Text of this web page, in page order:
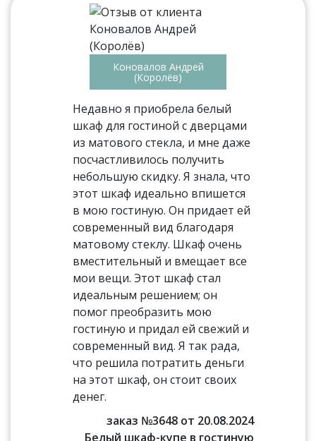
Коновалов Андрей
(Королёв)
Недавно я приобрела белый
шкаф для гостиной с дверцами
из матового стекла, и мне даже
посчастливилось получить
небольшую скидку. Я знала, что
этот шкаф идеально впишется
в мою гостиную. Он придает ей
современный вид благодаря
матовому стеклу. Шкаф очень
вместительный и вмещает все
мои вещи. Этот шкаф стал
идеальным решением; он
помог преобразить мою
гостиную и придал ей свежий и
современный вид. Я так рада,
что решила потратить деньги
на этот шкаф, он стоит своих
денег.
заказ №3648 от 20.08.2024
Белый шкаф-купе в гостиную